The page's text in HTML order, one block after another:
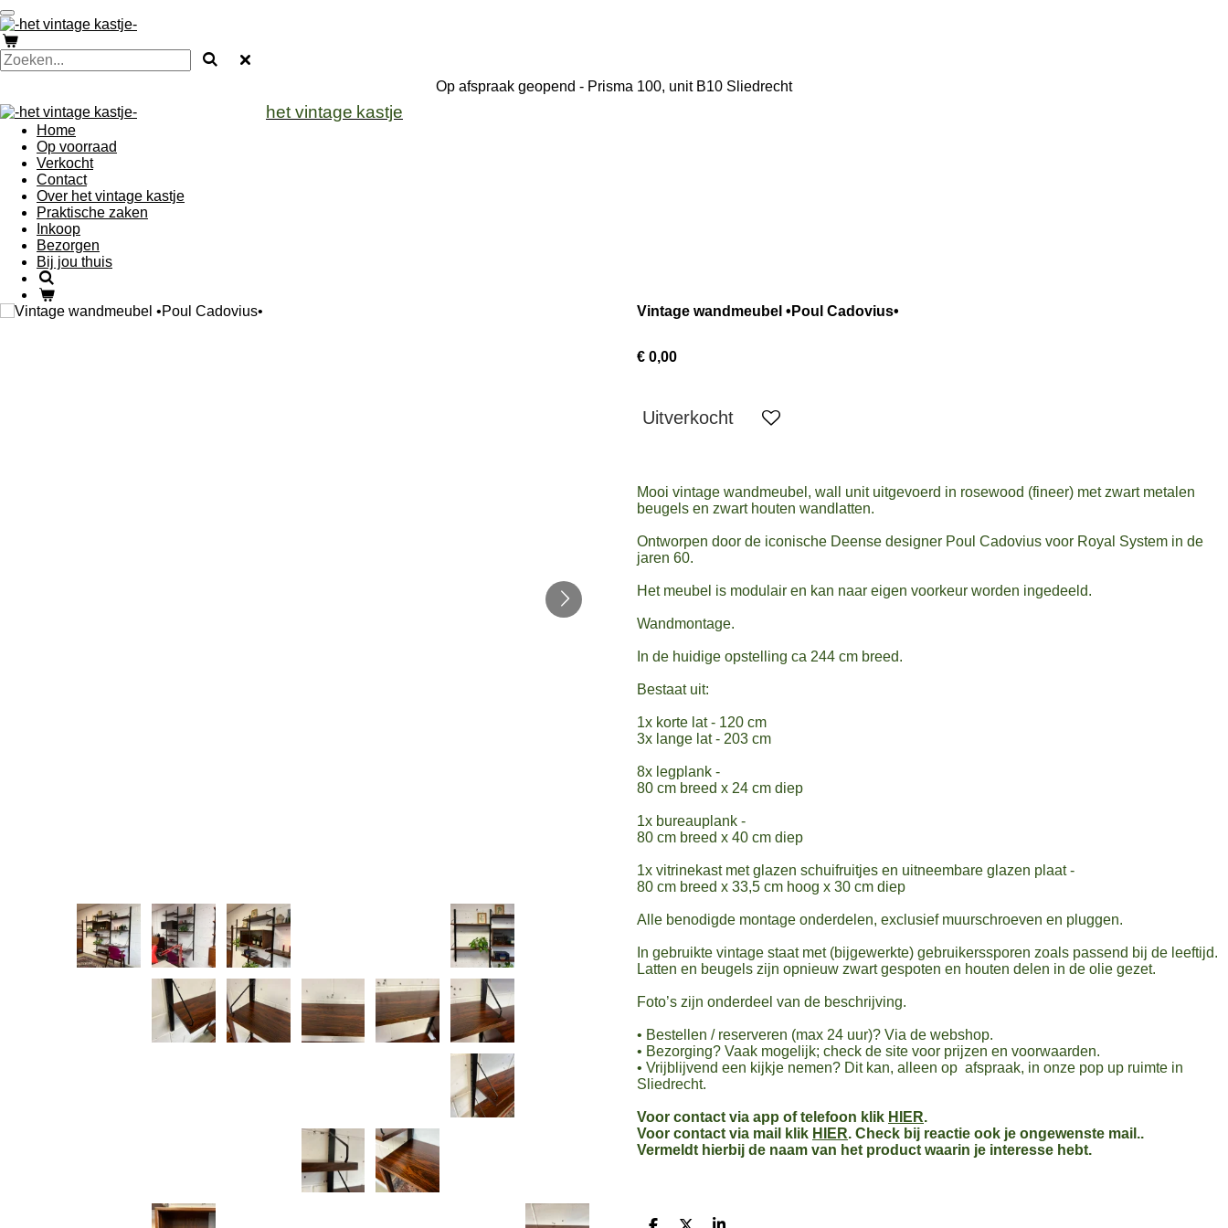
Ga
direct
naar
de
Op afspraak geopend - Prisma 100, unit B10 Sliedrecht
het vintage kastje
Home
Op voorraad
Verkocht
Contact
Over het vintage kastje
Praktische zaken
Inkoop
Bezorgen
Bij jou thuis
Vintage wandmeubel •Poul Cadovius•
€ 0,00
Uitverkocht
Mooi vintage wandmeubel, wall unit uitgevoerd in rosewood (fineer) met zwart metalen
beugels en zwart houten wandlatten.
Ontworpen door de iconische Deense designer Poul Cadovius voor Royal System in de
jaren 60.
Het meubel is modulair en kan naar eigen voorkeur worden ingedeeld.
Wandmontage.
In de huidige opstelling ca 244 cm breed.
Bestaat uit:
1x korte lat - 120 cm
3x lange lat - 203 cm
8x legplank -
80 cm breed x 24 cm diep
1x bureauplank -
80 cm breed x 40 cm diep
1x vitrinekast met glazen schuifruitjes en uitneembare glazen plaat -
80 cm breed x 33,5 cm hoog x 30 cm diep
Alle benodigde montage onderdelen, exclusief muurschroeven en pluggen.
In gebruikte vintage staat met (bijgewerkte) gebruikerssporen zoals passend bij de leeftijd.
Latten en beugels zijn opnieuw zwart gespoten en houten delen in de olie gezet.
Foto’s zijn onderdeel van de beschrijving.
• Bestellen / reserveren (max 24 uur)? Via de webshop.
• Bezorging? Vaak mogelijk; check de site voor prijzen en voorwaarden.
• Vrijblijvend een kijkje nemen? Dit kan, alleen op afspraak, in onze pop up ruimte in
Sliedrecht.
Voor contact via app of telefoon klik HIER.
Voor contact via mail klik HIER. Check bij reactie ook je ongewenste mail..
Vermeldt hierbij de naam van het product waarin je interesse hebt.